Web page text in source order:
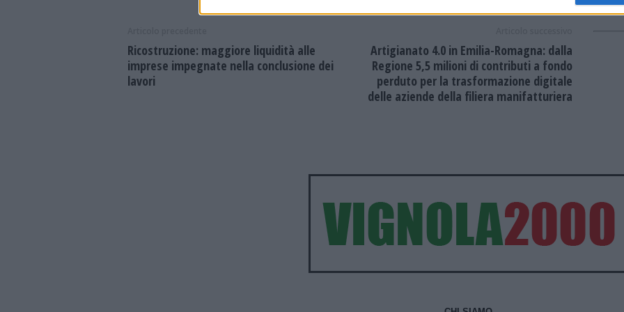
Ricostruzione: maggiore liquidità alle
imprese impegnate nella conclusione dei
lavori
Artigianato 4.0 in Emilia-Romagna: dalla
Regione 5,5 milioni di contributi a fondo
perduto per la trasformazione digitale
delle aziende della filiera manifatturiera